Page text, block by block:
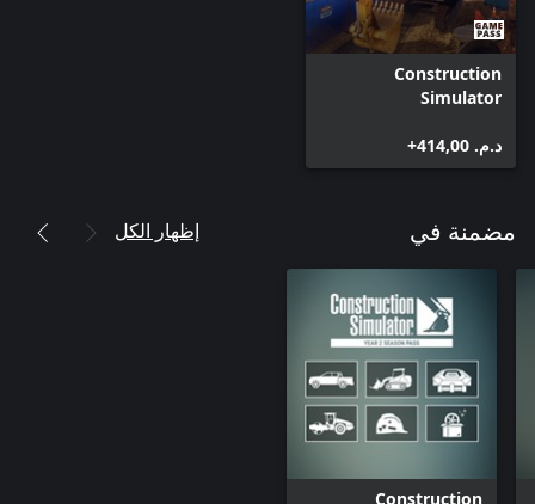
Construction
Simulator
د.م.‏ 414,00+
مضمنة في إظهار الكل
Construction